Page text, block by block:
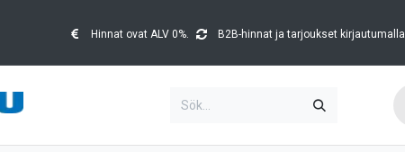
Hinnat ovat ALV 0%. B2B-hinnat ja tarjoukset kirjautumalla